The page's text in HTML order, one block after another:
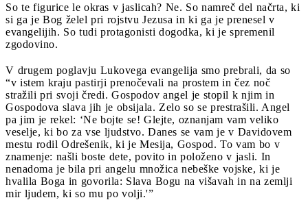
So te figurice le okras v jaslicah? Ne. So namreč del načrta, ki
si ga je Bog želel pri rojstvu Jezusa in ki ga je prenesel v
evangelijih. So tudi protagonisti dogodka, ki je spremenil
zgodovino.
V drugem poglavju Lukovega evangelija smo prebrali, da so
“v istem kraju pastirji prenočevali na prostem in čez noč
stražili pri svoji čredi. Gospodov angel je stopil k njim in
Gospodova slava jih je obsijala. Zelo so se prestrašili. Angel
pa jim je rekel: ‘Ne bojte se! Glejte, oznanjam vam veliko
veselje, ki bo za vse ljudstvo. Danes se vam je v Davidovem
mestu rodil Odrešenik, ki je Mesija, Gospod. To vam bo v
znamenje: našli boste dete, povito in položeno v jasli. In
nenadoma je bila pri angelu množica nebeške vojske, ki je
hvalila Boga in govorila: Slava Bogu na višavah in na zemlji
mir ljudem, ki so mu po volji.'”